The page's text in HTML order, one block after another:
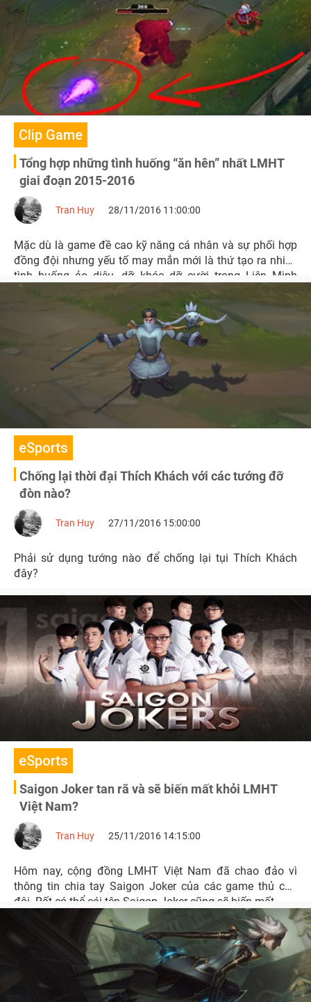
Clip Game
Tổng hợp những tình huống “ăn hên” nhất LMHT
giai đoạn 2015-2016
Tran Huy 28/11/2016 11:00:00
Mặc dù là game đề cao kỹ năng cá nhân và sự phối hợp
đồng đội nhưng yếu tố may mắn mới là thứ tạo ra nhiều
tình huống ảo diệu, dỡ khóc dỡ cười trong Liên Minh
Huyền Thoại.
eSports
Chống lại thời đại Thích Khách với các tướng đỡ
đòn nào?
Tran Huy 27/11/2016 15:00:00
Phải sử dụng tướng nào để chống lại tụi Thích Khách
đây?
eSports
Saigon Joker tan rã và sẽ biến mất khỏi LMHT
Việt Nam?
Tran Huy 25/11/2016 14:15:00
Hôm nay, cộng đồng LMHT Việt Nam đã chao đảo vì
thông tin chia tay Saigon Joker của các game thủ của
đôi. Rất có thể cái tên Saigon Joker cũng sẽ biến mất...